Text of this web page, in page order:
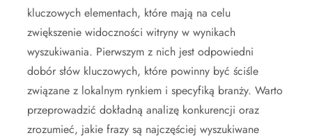
kluczowych elementach, które mają na celu
zwiększenie widoczności witryny w wynikach
wyszukiwania. Pierwszym z nich jest odpowiedni
dobór słów kluczowych, które powinny być ściśle
związane z lokalnym rynkiem i specyfiką branży. Warto
przeprowadzić dokładną analizę konkurencji oraz
zrozumieć, jakie frazy są najczęściej wyszukiwane